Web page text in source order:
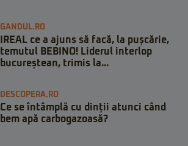
GANDUL.RO
IREAL ce a ajuns să facă, la pușcărie,
temutul BEBINO! Liderul interlop
bucureștean, trimis la...
DESCOPERA.RO
Ce se întâmplă cu dinții atunci când
bem apă carbogazoasă?